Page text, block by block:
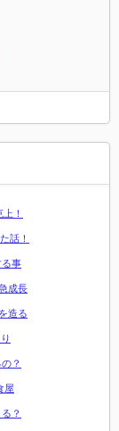
！
話！
る事
成長
造る
？
屋
？